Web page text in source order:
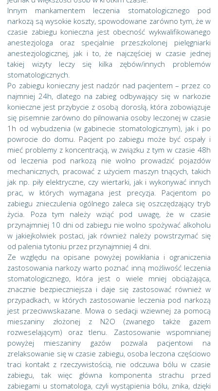
Innym mankamentem leczenia stomatologicznego pod
narkozą są wysokie koszty, spowodowane zarówno tym, że w
czasie zabiegu konieczna jest obecność wykwalifikowanego
anestezjologa oraz specjalnie przeszkolonej pielęgniarki
anestezjologicznej, jak i to, że najczęściej w czasie jednej
takiej wizyty leczy się kilka zębów/innych problemów
stomatologicznych.
Po zabiegu konieczny jest nadzór nad pacjentem – przez co
najmniej 24h, dlatego na zabieg odbywający się w narkozie
konieczne jest przybycie z osobą dorosłą, która zobowiązuje
się pisemnie zarówno do pilnowania osoby leczonej w czasie
1h od wybudzenia (w gabinecie stomatologicznym), jak i po
powrocie do domu. Pacjent po zabiegu może być ospały i
mieć problemy z koncentracją, w związku z tym w czasie 48h
od leczenia pod narkozą nie wolno prowadzić pojazdów
mechanicznych, pracować z użyciem maszyn tnących, takich
jak np. piły elektryczne, czy wiertarki, jak i wykonywać innych
prac, w których wymagana jest precyzja. Pacjentom po
zabiegu znieczulenia ogólnego zaleca się oszczędzający tryb
życia. Poza tym należy wziąć pod uwagę, że w czasie
przynajmniej 10 dni od zabiegu nie wolno spożywać alkoholu
w jakiejkolwiek postaci, jak również należy powstrzymać się
od palenia tytoniu przez przynajmniej 4 dni.
Ze względu na opisane powyżej powikłania i ograniczenia
zastosowania narkozy warto poznać inną możliwość leczenia
stomatologicznego, która jest o wiele mniej obciążająca,
znacznie bezpieczniejsza i daje się zastosować również w
przypadkach, w których zastosowanie leczenia pod narkozą
jest przeciwwskazane. Mowa o sedacji wziewnej za pomocą
mieszaniny złożonej z N2O (zwanego także gazem
rozweselającym) oraz tlenu. Zastosowanie wspomnianej
powyżej mieszaniny gazów pozwala pacjentowi na
zrelaksowanie się w czasie zabiegu, osoba leczona częściowo
traci kontakt z rzeczywistością, nie odczuwa bólu w czasie
zabiegu, tak więc główna komponenta strachu przed
zabiegami u stomatologa, czyli wystąpienia bólu, znika, dzięki